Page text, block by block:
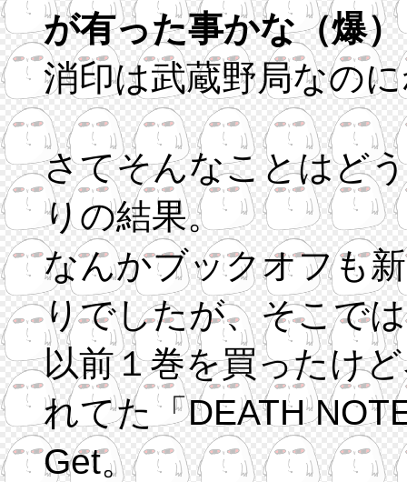
が有った事かな（爆）
消印は武蔵野局なの
さてそんなことはど
りの結果。
なんかブックオフも
りでしたが、そこで
以前１巻を買ったけ
れてた「DEATH
Get。